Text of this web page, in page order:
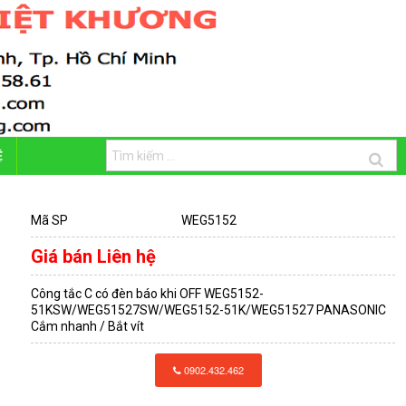
Mã SP WEG5152
Giá bán Liên hệ
Công tắc C có đèn báo khi OFF WEG5152-
51KSW/WEG51527SW/WEG5152-51K/WEG51527 PANASONIC
Cắm nhanh / Bắt vít
0902.432.462